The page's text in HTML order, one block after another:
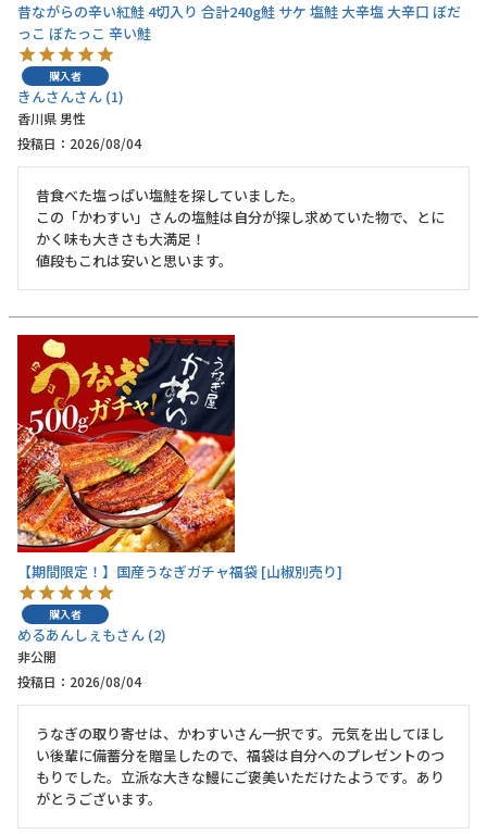
昔ながらの辛い紅鮭 4切入り 合計240g鮭 サケ 塩鮭 大辛塩 大辛口 ぼだ
っこ ぼたっこ 辛い鮭
購入者
きんさん 1
香川県 男性
投稿日
2026/08/04
昔食べた塩っぱい塩鮭を探していました。
この「かわすい」さんの塩鮭は自分が探し求めていた物で、とに
かく味も大きさも大満足！
値段もこれは安いと思います。
【期間限定！】国産うなぎガチャ福袋 [山椒別売り]
購入者
めるあんしぇも 2
非公開
投稿日
2026/08/04
うなぎの取り寄せは、かわすいさん一択です。元気を出してほし
い後輩に備蓄分を贈呈したので、福袋は自分へのプレゼントのつ
もりでした。立派な大きな鰻にご褒美いただけたようです。あり
がとうございます。